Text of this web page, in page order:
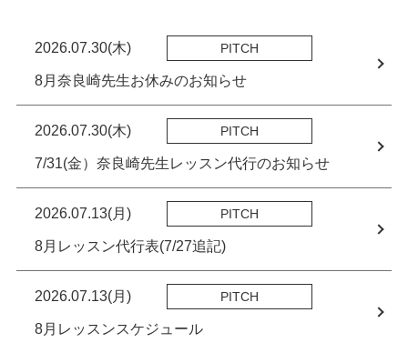
2026.07.30(木) PITCH
8月奈良崎先生お休みのお知らせ
2026.07.30(木) PITCH
7/31(金）奈良崎先生レッスン代行のお知らせ
2026.07.13(月) PITCH
8月レッスン代行表(7/27追記)
2026.07.13(月) PITCH
8月レッスンスケジュール